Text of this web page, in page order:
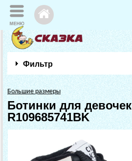
Фильтр
Большие размеры
Ботинки для девочек
R109685741BK